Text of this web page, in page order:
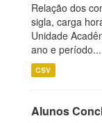
Relação dos
sigla, carga
Unidade
ano e período...
CSV
Alunos